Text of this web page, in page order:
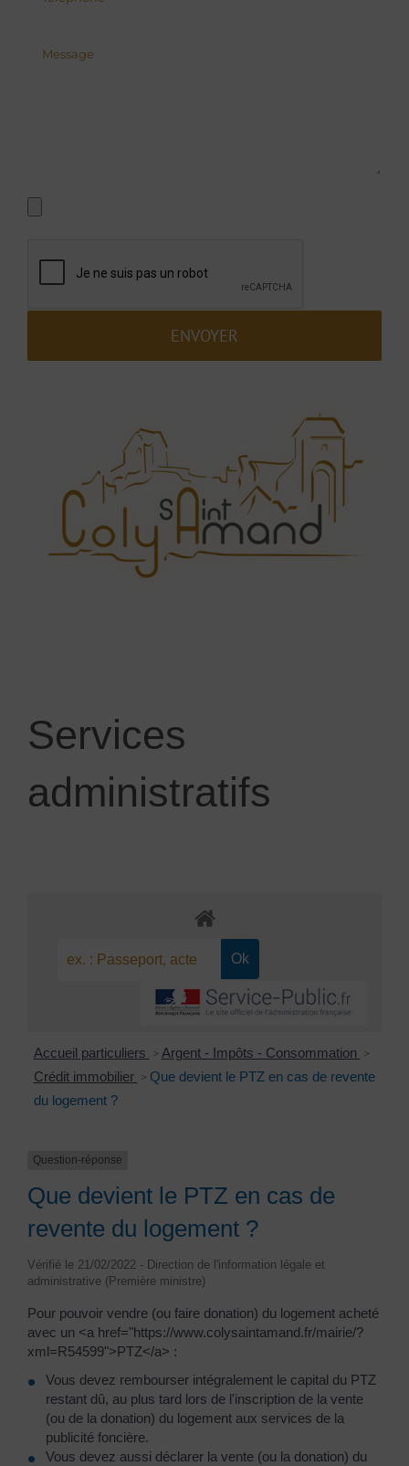
Services
administratifs
Accueil particuliers > Argent - Impôts - Consommation >
Crédit immobilier > Que devient le PTZ en cas de revente
du logement ?
Question-réponse
Que devient le PTZ en cas de
revente du logement ?
Vérifié le 21/02/2022 - Direction de l'information légale et
administrative (Première ministre)
Pour pouvoir vendre (ou faire donation) du logement acheté
avec un <a href="https://www.colysaintamand.fr/mairie/?
xml=R54599">PTZ</a> :
Vous devez rembourser intégralement le capital du PTZ
restant dû, au plus tard lors de l'inscription de la vente
(ou de la donation) du logement aux services de la
publicité foncière.
Vous devez aussi déclarer la vente (ou la donation) du